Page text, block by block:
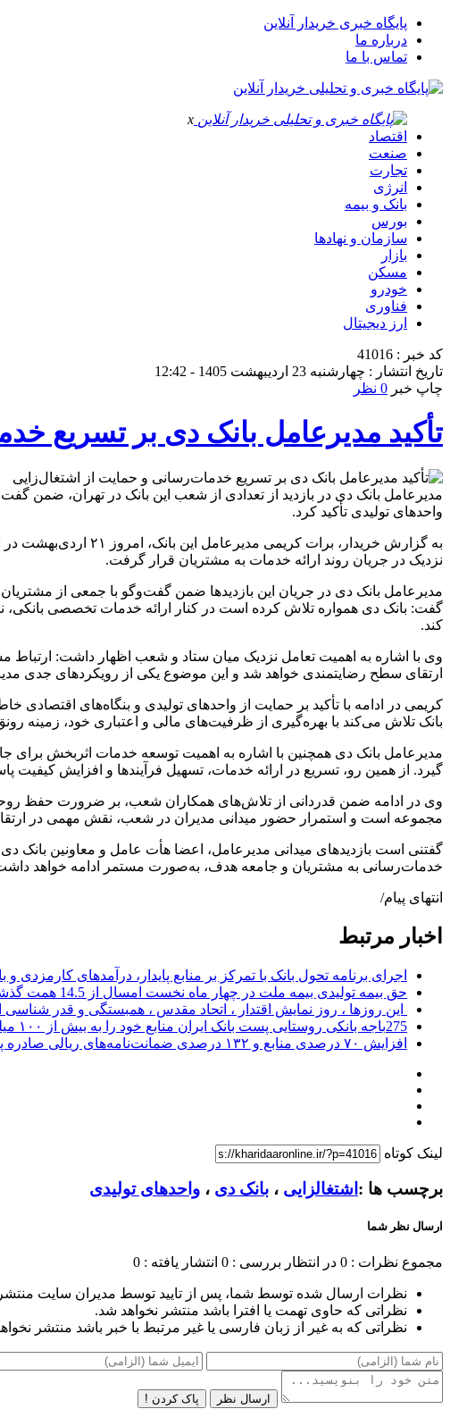
پایگاه خبری خریدار آنلاین
درباره ما
تماس با ما
x
اقتصاد
صنعت
تجارت
انرژی
بانک و بیمه
بورس
سازمان و نهادها
بازار
مسکن
خودرو
فناوری
ارز دیجیتال
کد خبر : 41016
تاریخ انتشار : چهارشنبه 23 اردیبهشت 1405 - 12:42
چاپ خبر 0 نظر
تأکید مدیرعامل بانک دی بر تسریع
مدیرعامل بانک دی در بازدید از تعدادی از شعب این بانک در تهران، ضمن
واحدهای تولیدی تأکید کرد.
به گزارش خریدار،
نزدیک در جریان روند ارائه خدمات به مشتریان قرار گرفت.
مدیرعامل بانک دی در جریان این بازدیدها ضمن گفت‌وگو با جمعی از
گفت: بانک دی همواره تلاش کرده است در کنار ارائه خدمات تخصصی
کند.
وی با اشاره به اهمیت تعامل نزدیک میان ستاد و شعب اظهار داشت:
ارتقای سطح رضایتمندی خواهد شد و این موضوع یکی از رویکردهای جدی
کریمی در ادامه با تأکید بر حمایت از واحدهای تولیدی و بنگاه‌های
بانک تلاش می‌کند با بهره‌گیری از ظرفیت‌های مالی و اعتباری خود، زمینه
مدیرعامل بانک دی همچنین با اشاره به اهمیت توسعه خدمات اثربخش برای
گیرد. از همین رو، تسریع در ارائه خدمات، تسهیل فرآیندها و افزایش کیفیت
وی در ادامه ضمن قدردانی از تلاش‌های همکاران شعب، بر ضرورت حفظ
مجموعه است و استمرار حضور میدانی مدیران در شعب، نقش مهمی در
گفتنی است بازدیدهای میدانی مدیرعامل، اعضا هأت عامل و معاونین
خدمات‌رسانی به مشتریان و جامعه هدف، به‌صورت مستمر ادامه خواهد
انتهای پیام/
اخبار مرتبط
اجرای برنامه تحول بانک با تمرکز بر منابع پایدار، درآمدهای کارمزدی
حق بیمه تولیدی بیمه ملت در چهار ماه نخست امسال از 14.5 همت گذشت
این روزها ، روز نمایش اقتدار ، اتحاد مقدس ، همبستگی و قدر
275باجه بانکی روستایی پست بانک ایران منابع خود را به بیش از ۱۰۰ میلیارد ریال افزایش دادند
افزایش ۷۰ درصدی منابع و ۱۳۲ درصدی ضمانت‌نامه‌های ریالی صادره پست بانک ایران در چهارماهه اول سال 1405
لینک کوتاه
برچسب ها : اشتغالزایی ، بانک دی ، واحدهای تولیدی
ارسال نظر شما
مجموع نظرات : 0 در انتظار بررسی : 0 انتشار یافته : 0
نظرات ارسال شده توسط شما، پس از تایید توسط مدیران سایت
نظراتی که حاوی تهمت یا افترا باشد منتشر نخواهد شد.
نظراتی که به غیر از زبان فارسی یا غیر مرتبط با خبر باشد منتشر
ارسال نظر پاک کردن !